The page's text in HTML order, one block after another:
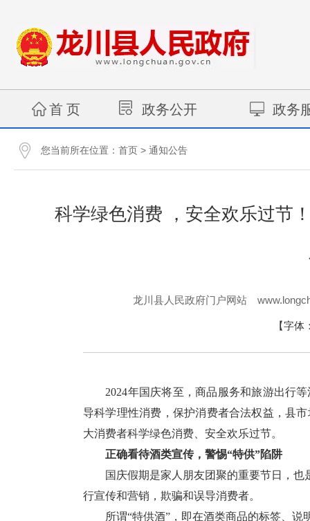
首 页 政务公开 政务
您当前所在位置： 首页 > 通知公告
科学绿色消费 ，安全欢乐过节
龙川县人民政府门户网站
【字体
2024年国庆将至，商品服务和旅游出行
导科学理性消费，保护消费者合法权益，县
大消费者科学绿色消费、安全欢乐过节。
正确看待酒类宣传，警惕“特供”陷阱
国庆假期是家人朋友团聚的重要节日，也
行宣传和营销，欺骗和误导消费者。
所谓“特供酒”，即在酒类商品的标签、说明